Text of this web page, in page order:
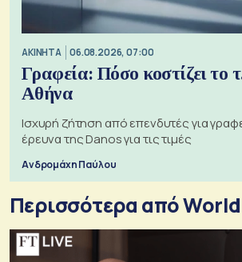
ΑΚΙΝΗΤΑ 06.08.2026, 07:00
Γραφεία: Πόσο κοστίζει το
Αθήνα
Ισχυρή ζήτηση από επενδυτές για
έρευνα της Danos για τις τιμές
Ανδρομάχη Παύλου
Περισσότερα από World